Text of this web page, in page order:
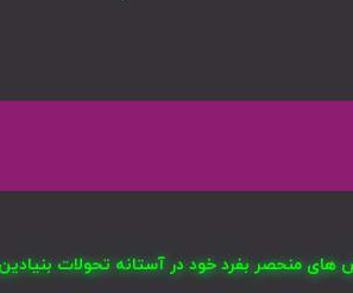
های منحصر بفرد خود در آستانه تحولات